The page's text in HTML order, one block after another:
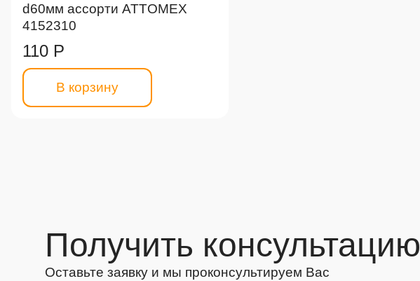
d60мм ассорти ATTOMEX
4152310
110 Р
В корзину
Получить консультацию
Оставьте заявку и мы проконсультируем Вас